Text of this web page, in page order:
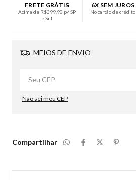
FRETE GRÁTIS
Acima de R$399,90 p/ SP
e Sul
6X SEM JUROS
No cartão de crédito
MEIOS DE ENVIO
Não sei meu CEP
Compartilhar